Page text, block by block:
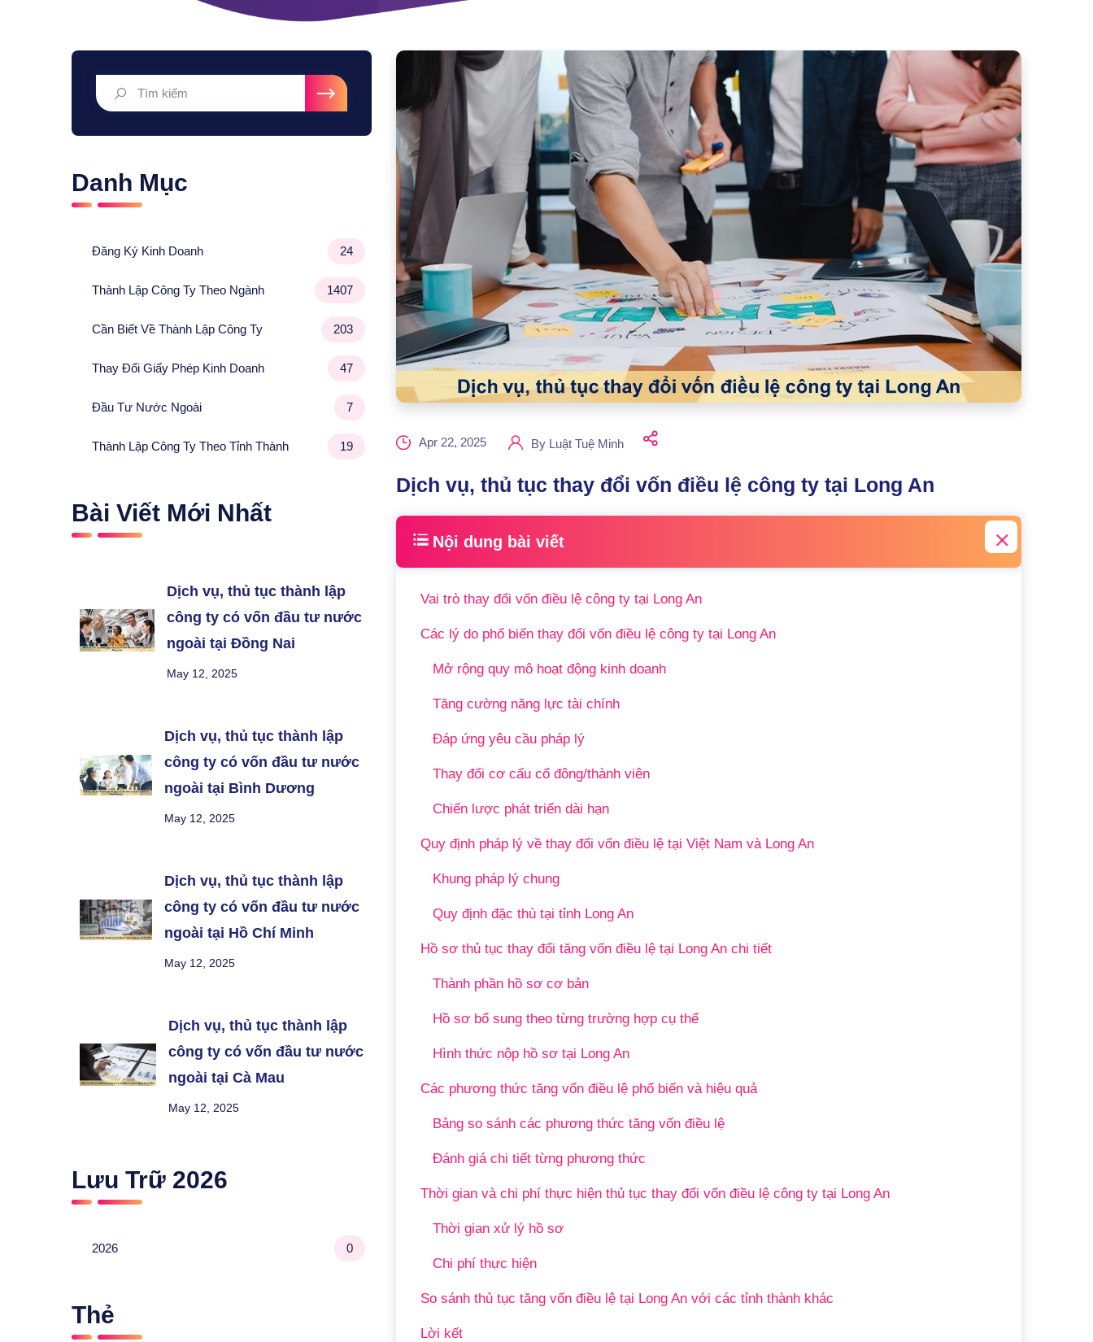
Danh Mục
Đăng Ký Kinh Doanh 24
Thành Lập Công Ty Theo Ngành 1407
Cần Biết Về Thành Lập Công Ty 203
Thay Đổi Giấy Phép Kinh Doanh 47
Đầu Tư Nước Ngoài 7
Thành Lập Công Ty Theo Tỉnh Thành 19
Bài Viết Mới Nhất
Dịch vụ, thủ tục thành lập
công ty có vốn đầu tư nước
ngoài tại Đồng Nai
May 12, 2025
Dịch vụ, thủ tục thành lập
công ty có vốn đầu tư nước
ngoài tại Bình Dương
May 12, 2025
Dịch vụ, thủ tục thành lập
công ty có vốn đầu tư nước
ngoài tại Hồ Chí Minh
May 12, 2025
Dịch vụ, thủ tục thành lập
công ty có vốn đầu tư nước
ngoài tại Cà Mau
May 12, 2025
Lưu Trữ 2026
2026 0
Thẻ
Apr 22, 2025 By Luật Tuệ Minh
Dịch vụ, thủ tục thay đổi vốn điều lệ công ty tại Long An
Nội dung bài viết
Vai trò thay đổi vốn điều lệ công ty tại Long An
Các lý do phổ biến thay đổi vốn điều lệ công ty tại Long An
Mở rộng quy mô hoạt động kinh doanh
Tăng cường năng lực tài chính
Đáp ứng yêu cầu pháp lý
Thay đổi cơ cấu cổ đông/thành viên
Chiến lược phát triển dài hạn
Quy định pháp lý về thay đổi vốn điều lệ tại Việt Nam và Long An
Khung pháp lý chung
Quy định đặc thù tại tỉnh Long An
Hồ sơ thủ tục thay đổi tăng vốn điều lệ tại Long An chi tiết
Thành phần hồ sơ cơ bản
Hồ sơ bổ sung theo từng trường hợp cụ thể
Hình thức nộp hồ sơ tại Long An
Các phương thức tăng vốn điều lệ phổ biến và hiệu quả
Bảng so sánh các phương thức tăng vốn điều lệ
Đánh giá chi tiết từng phương thức
Thời gian và chi phí thực hiện thủ tục thay đổi vốn điều lệ công ty tại Long An
Thời gian xử lý hồ sơ
Chi phí thực hiện
So sánh thủ tục tăng vốn điều lệ tại Long An với các tỉnh thành khác
Lời kết